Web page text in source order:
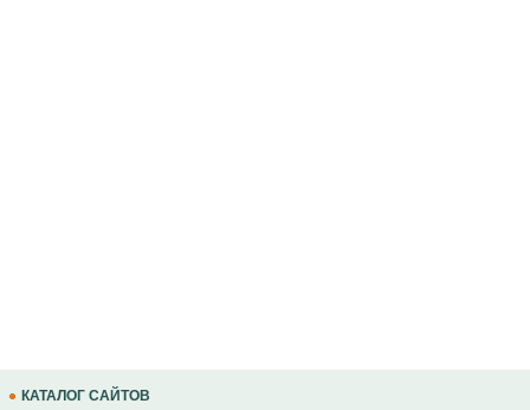
КАТАЛОГ САЙТОВ